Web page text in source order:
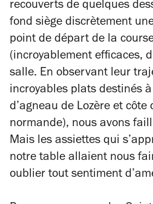
recouverts de quelques
fond siège discrètement
point de départ de la
(incroyablement efficaces,
salle. En observant leur
incroyables plats destinés
d’agneau de Lozère et
normande), nous avons
Mais les assiettes qui
notre table allaient nous
oublier tout sentiment